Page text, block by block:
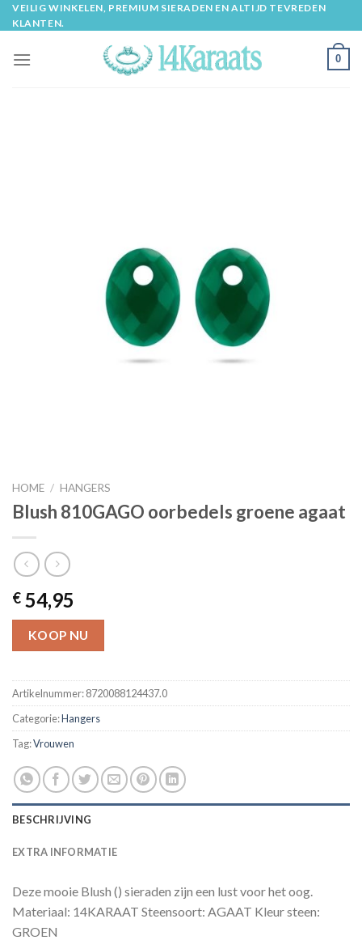
Skip
to
VEILIG WINKELEN, PREMIUM SIERADEN EN ALTIJD TEVREDEN
KLANTEN.
0
HOME / HANGERS
Blush 810GAGO oorbedels groene agaat
€ 54,95
KOOP NU
Artikelnummer:8720088124437.0
Categorie:Hangers
Tag:Vrouwen
BESCHRIJVING
EXTRA INFORMATIE
Deze mooie Blush () sieraden zijn een lust voor het oog.
Materiaal: 14KARAAT Steensoort: AGAAT Kleur steen:
GROEN